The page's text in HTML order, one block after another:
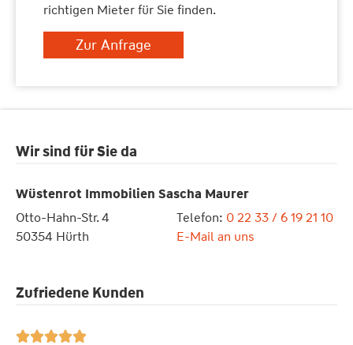
Wir sind für Sie da
Wüstenrot Immobilien Sascha Maurer
Otto-Hahn-Str. 4
50354 Hürth
Telefon: 0 22 33 / 6 19 21 10
E-Mail an uns
Zufriedene Kunden

richtigen Mieter für Sie finden.
Zur Anfrage